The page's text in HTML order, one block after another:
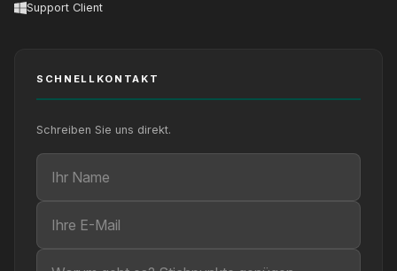
Support Client
SCHNELLKONTAKT
Schreiben Sie uns direkt.
Ihr Name
Ihre E-Mail
Ihre Nachricht (optional)